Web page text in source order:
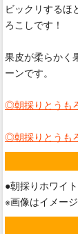
ビックリするほ
ろこしです！
果皮が柔らかく
ーンです。
◎朝採りとうも
◎朝採りとうも
●朝採りホワイ
※画像はイメー